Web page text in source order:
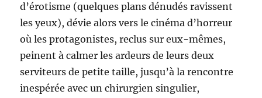
d’érotisme (quelques plans dénudés ravissent
les yeux), dévie alors vers le cinéma d’horreur
où les protagonistes, reclus sur eux-mêmes,
peinent à calmer les ardeurs de leurs deux
serviteurs de petite taille, jusqu’à la rencontre
inespérée avec un chirurgien singulier,